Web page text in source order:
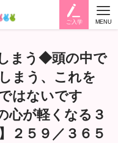
ご入学 MENU
まう◆頭の中で
まう、これを
はないです
心が軽くなる３
２５９／３６５